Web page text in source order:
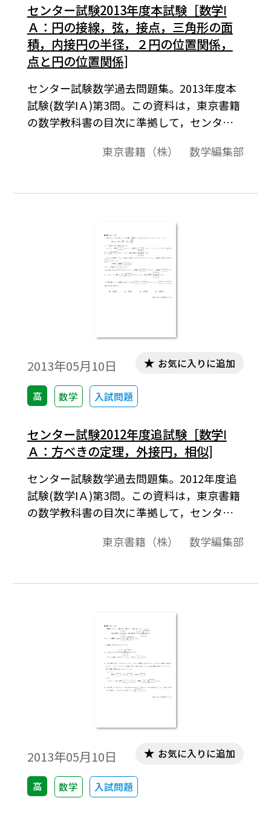
センター試験2013年度本試験［数学Ⅰ
Ａ：円の接線，弦，接点，三角形の面
積，内接円の半径，２円の位置関係，
点と円の位置関係]
センター試験数学過去問題集。2013年度本
試験(数学ⅠＡ)第3問。この資料は，東京書籍
の数学教科書の目次に準拠して，センター
と解答で構成されています。東京書籍（株） 数学編集部
2013年05月10日
高 数学 入試問題
お気に入りに追加
センター試験2012年度追試験［数学Ⅰ
Ａ：方べきの定理，外接円，相似]
センター試験数学過去問題集。2012年度追
試験(数学ⅠＡ)第3問。この資料は，東京書籍
の数学教科書の目次に準拠して，センター
と解答で構成されています。東京書籍（株） 数学編集部
2013年05月10日
高 数学 入試問題
お気に入りに追加